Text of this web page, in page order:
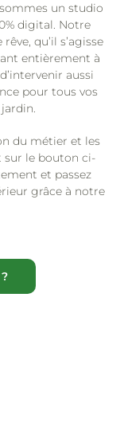
un studio
digital. Notre
qu’il s’agisse
entièrement à
aussi
pour tous vos
du métier et les
sur le bouton ci-
et passez
grâce à notre